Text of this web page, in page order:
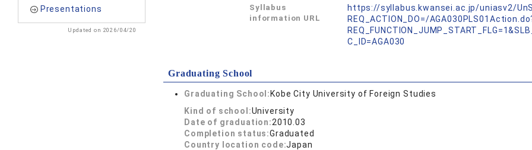
Presentations
Updated on 2026/04/20
Syllabus
information URL
https://syllabus.kwansei.ac.jp/uniasv2/
REQ_ACTION_DO=/
C_ID=AGA030
Graduating School
Graduating School: Kobe City University of Foreign Studies
Kind of school:University
Date of graduation:2010.03
Completion status:Graduated
Country location code:Japan